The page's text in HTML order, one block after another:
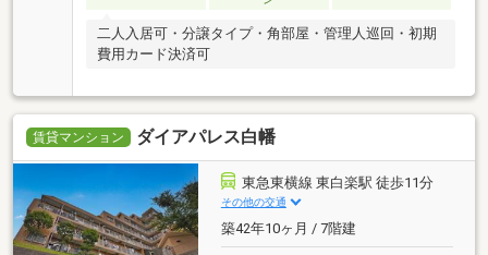
二人入居可・分譲タイプ・角部屋・管理人巡回・初期
費用カード決済可
賃貸マンション ダイアパレス白幡
東急東横線 東白楽駅 徒歩11分
その他の交通
築42年10ヶ月 / 7階建